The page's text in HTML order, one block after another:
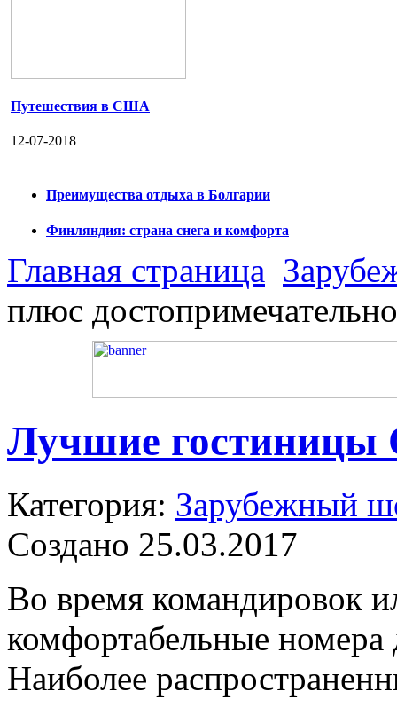
Путешествия в США
12-07-2018
Преимущества отдыха в Болгарии
Финляндия: страна снега и комфорта
Главная страница
плюс
Лучшие гостиницы
Категория: Зарубежный
Создано 25.03.2017
Во время командировок
комфортабельные номера
Наиболее